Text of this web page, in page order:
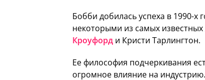
Бобби добилась успеха в 1990-х
некоторыми из самых
Кроуфорд и Кристи Тарлингтон.
Ее философия подчеркивания
огромное влияние на индустрию.